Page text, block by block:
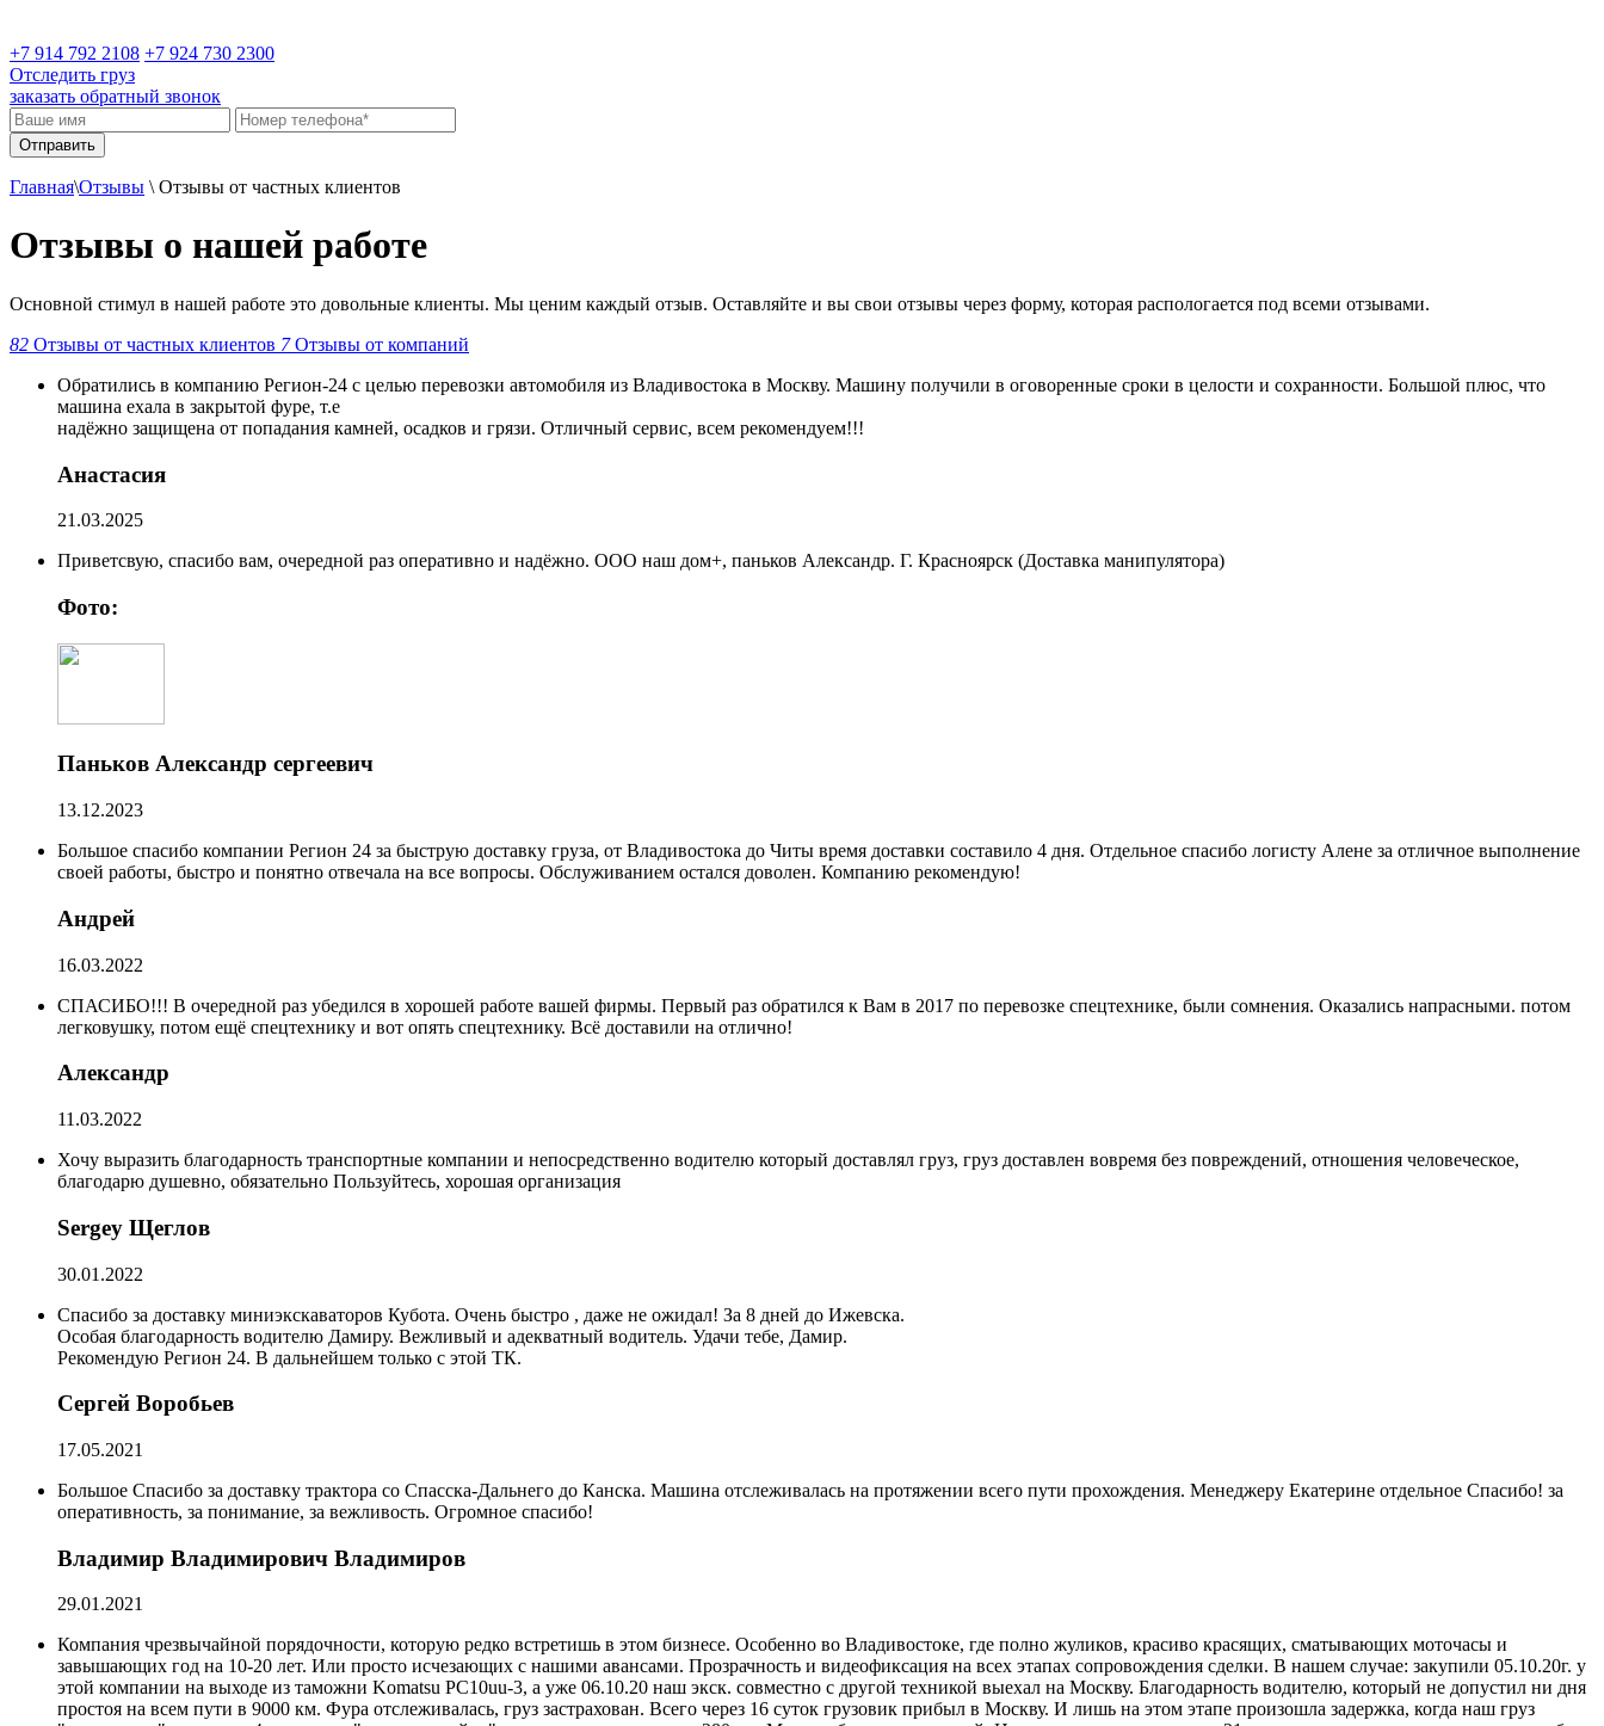
+7 914 792 2108 +7 924 730 2300
Отследить груз
заказать обратный звонок
Главная\Отзывы \ Отзывы от частных клиентов
Отзывы о нашей работе
Основной стимул в нашей работе это довольные клиенты. Мы ценим каждый отзыв. Оставляйте и вы свои отзывы через форму, которая распологается под всеми отзывами.
82 Отзывы от частных клиентов 7 Отзывы от компаний
Обратились в компанию Регион-24 с целью перевозки автомобиля из Владивостока в Москву. Машину получили в оговоренные сроки в целости и сохранности. Большой плюс, что
машина ехала в закрытой фуре, т.е
надёжно защищена от попадания камней, осадков и грязи. Отличный сервис, всем рекомендуем!!!
Анастасия
21.03.2025
Приветсвую, спасибо вам, очередной раз оперативно и надёжно. ООО наш дом+, паньков Александр. Г. Красноярск (Доставка манипулятора)
Фото:
Паньков Александр сергеевич
13.12.2023
Большое спасибо компании Регион 24 за быструю доставку груза, от Владивостока до Читы время доставки составило 4 дня. Отдельное спасибо логисту Алене за отличное выполнение
своей работы, быстро и понятно отвечала на все вопросы. Обслуживанием остался доволен. Компанию рекомендую!
Андрей
16.03.2022
СПАСИБО!!! В очередной раз убедился в хорошей работе вашей фирмы. Первый раз обратился к Вам в 2017 по перевозке спецтехнике, были сомнения. Оказались напрасными. потом
легковушку, потом ещё спецтехнику и вот опять спецтехнику. Всё доставили на отлично!
Александр
11.03.2022
Хочу выразить благодарность транспортные компании и непосредственно водителю который доставлял груз, груз доставлен вовремя без повреждений, отношения человеческое,
благодарю душевно, обязательно Пользуйтесь, хорошая организация
Sergey Щеглов
30.01.2022
Спасибо за доставку миниэкскаваторов Кубота. Очень быстро , даже не ожидал! За 8 дней до Ижевска.
Особая благодарность водителю Дамиру. Вежливый и адекватный водитель. Удачи тебе, Дамир.
Рекомендую Регион 24. В дальнейшем только с этой ТК.
Сергей Воробьев
17.05.2021
Большое Спасибо за доставку трактора со Спасска-Дальнего до Канска. Машина отслеживалась на протяжении всего пути прохождения. Менеджеру Екатерине отдельное Спасибо! за
оперативность, за понимание, за вежливость. Огромное спасибо!
Владимир Владимирович Владимиров
29.01.2021
Компания чрезвычайной порядочности, которую редко встретишь в этом бизнесе. Особенно во Владивостоке, где полно жуликов, красиво красящих, сматывающих моточасы и
завышающих год на 10-20 лет. Или просто исчезающих с нашими авансами. Прозрачность и видеофиксация на всех этапах сопровождения сделки. В нашем случае: закупили 05.10.20г. у
этой компании на выходе из таможни Komatsu PC10uu-3, а уже 06.10.20 наш экск. совместно с другой техникой выехал на Москву. Благодарность водителю, который не допустил ни дня
простоя на всем пути в 9000 км. Фура отслеживалась, груз застрахован. Всего через 16 суток грузовик прибыл в Москву. И лишь на этом этапе произошла задержка, когда наш груз